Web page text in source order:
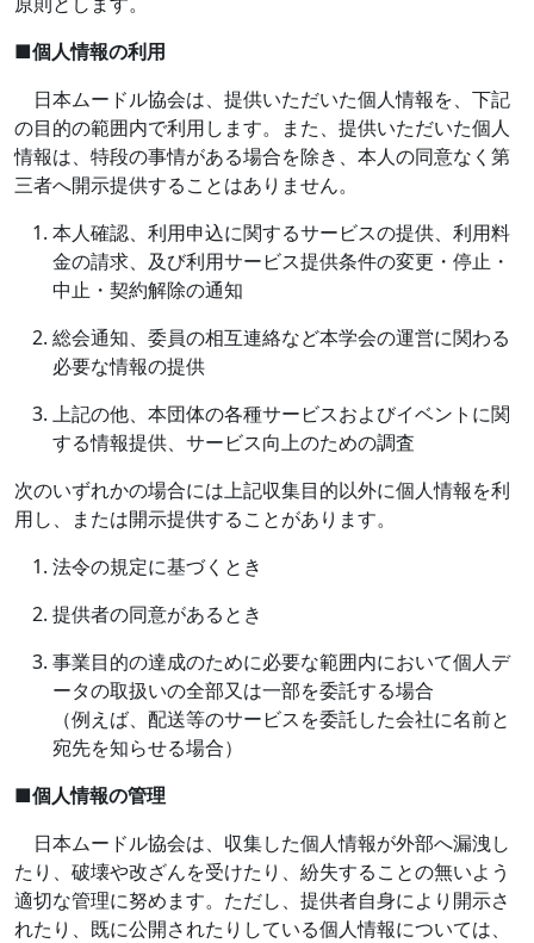
■個人情報の利用
日本ムードル協会は、提供いただいた個人情報を、下記
の目的の範囲内で利用します。また、提供いただいた個人
情報は、特段の事情がある場合を除き、本人の同意なく第
三者へ開示提供することはありません。
本人確認、利用申込に関するサービスの提供、利用料
金の請求、及び利用サービス提供条件の変更・停止・
中止・契約解除の通知
総会通知、委員の相互連絡など本学会の運営に関わる
必要な情報の提供
上記の他、本団体の各種サービスおよびイベントに関
する情報提供、サービス向上のための調査
次のいずれかの場合には上記収集目的以外に個人情報を利
用し、または開示提供することがあります。
法令の規定に基づくとき
提供者の同意があるとき
事業目的の達成のために必要な範囲内において個人デ
ータの取扱いの全部又は一部を委託する場合
（例えば、配送等のサービスを委託した会社に名前と
宛先を知らせる場合）
■個人情報の管理
日本ムードル協会は、収集した個人情報が外部へ漏洩し
たり、破壊や改ざんを受けたり、紛失することの無いよう
適切な管理に努めます。ただし、提供者自身により開示さ
れたり、既に公開されたりしている個人情報については、